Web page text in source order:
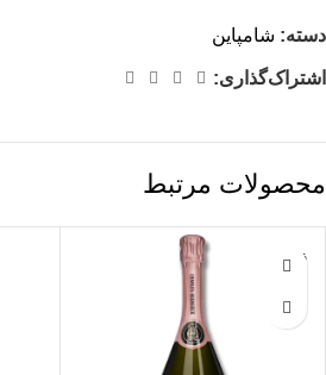
دسته: شامپاین
اشتراک‌گذاری:
محصولات مرتبط
فروخته
شده